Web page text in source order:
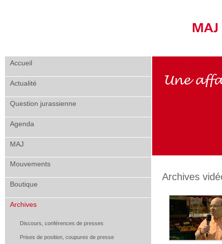
Accueil
Actualité
Question jurassienne
Agenda
MAJ
Mouvements
Boutique
Archives
Discours, conférences de presses
Prises de position, coupures de presse
Archives